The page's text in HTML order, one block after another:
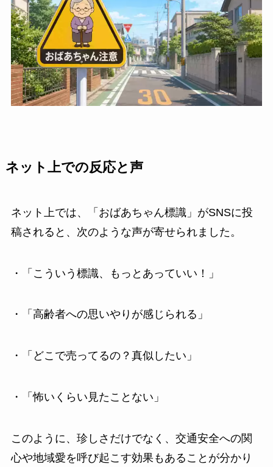
ネット上での反応と声
ネット上では、「おばあちゃん標識」がSNSに投
稿されると、次のような声が寄せられました。
・「こういう標識、もっとあっていい！」
・「高齢者への思いやりが感じられる」
・「どこで売ってるの？真似したい」
・「怖いくらい見たことない」
このように、珍しさだけでなく、交通安全への関
心や地域愛を呼び起こす効果もあることが分かり